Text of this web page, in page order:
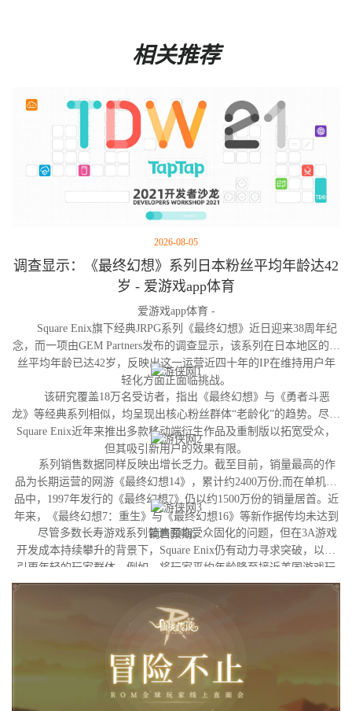
相关推荐
2026-08-05
调查显示：《最终幻想》系列日本粉丝平均年龄达42
岁 - 爱游戏app体育
爱游戏app体育 -
Square Enix旗下经典JRPG系列《最终幻想》近日迎来38周年纪
念，而一项由GEM Partners发布的调查显示，该系列在日本地区的粉
丝平均年龄已达42岁，反映出这一运营近四十年的IP在维持用户年
轻化方面正面临挑战。
该研究覆盖18万名受访者，指出《最终幻想》与《勇者斗恶
龙》等经典系列相似，均呈现出核心粉丝群体“老龄化”的趋势。尽管
Square Enix近年来推出多款移动端衍生作品及重制版以拓宽受众，
但其吸引新用户的效果有限。
系列销售数据同样反映出增长乏力。截至目前，销量最高的作
品为长期运营的网游《最终幻想14》，累计约2400万份;而在单机作
品中，1997年发行的《最终幻想7》仍以约1500万份的销量居首。近
年来，《最终幻想7：重生》与《最终幻想16》等新作据传均未达到
销售预期。
尽管多数长寿游戏系列普遍面临受众固化的问题，但在3A游戏
开发成本持续攀升的背景下，Square Enix仍有动力寻求突破，以吸
引更年轻的玩家群体。例如，将玩家平均年龄降至接近美国游戏玩
家的平均水平（约35岁），可能是其未来的目标之一。